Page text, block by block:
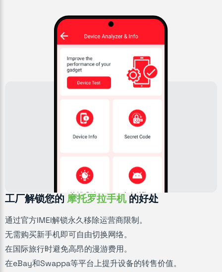
工厂解锁您的 摩托罗拉手机的好处
通过官方IMEI解锁永久移除运营商限制。
无需购买新手机即可自由切换网络。
在国际旅行时避免高昂的漫游费用。
在eBay和Swappa等平台上提升设备的转售价值。